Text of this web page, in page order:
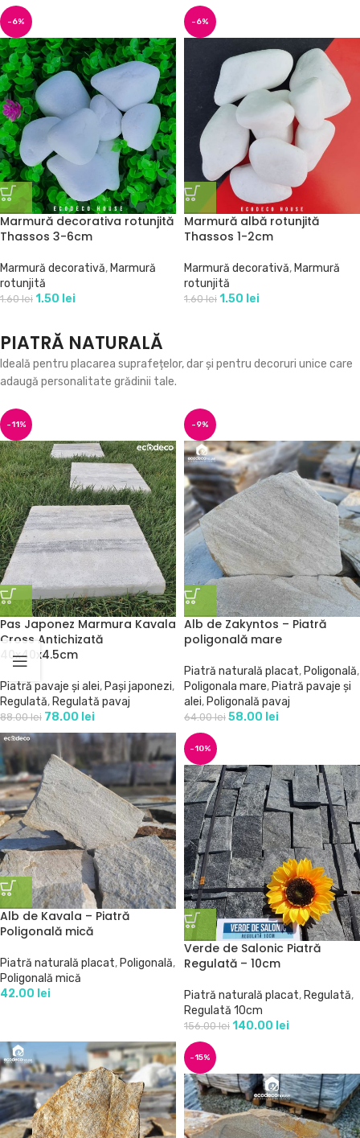
-6%
Marmură decorativa rotunjită
Thassos 3-6cm
Marmură decorativă, Marmură
rotunjită
1.60lei 1.50 lei
-6%
Marmură albă rotunjită
Thassos 1-2cm
Marmură decorativă, Marmură
rotunjită
1.60lei 1.50 lei
PIATRĂ NATURALĂ
Ideală pentru placarea suprafețelor, dar și pentru decoruri unice care
adaugă personalitate grădinii tale.
-11%
Pas Japonez Marmura Kavala
Cross Antichizată
40x40x4.5cm
Piatră pavaje și alei, Pași japonezi,
Regulată, Regulată pavaj
88.00lei 78.00 lei
-9%
Alb de Zakyntos – Piatră
poligonală mare
Piatră naturală placat, Poligonală,
Poligonala mare, Piatră pavaje și
alei, Poligonală pavaj
64.00lei 58.00 lei
Alb de Kavala – Piatră
Poligonală mică
Piatră naturală placat,Poligonală,
Poligonală mică
42.00 lei
-10%
Verde de Salonic Piatră
Regulată – 10cm
Piatră naturală placat, Regulată,
Regulată 10cm
156.00lei 140.00 lei
-15%